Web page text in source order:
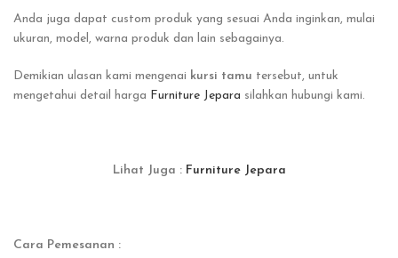
Anda juga dapat custom produk yang sesuai Anda inginkan, mulai
ukuran, model, warna produk dan lain sebagainya.
Demikian ulasan kami mengenai kursi tamu tersebut, untuk
mengetahui detail harga Furniture Jepara silahkan hubungi kami.
Lihat Juga : Furniture Jepara
Cara Pemesanan :